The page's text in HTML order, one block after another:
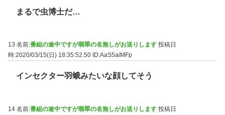
まるで虫博士だ…
13 名前:番組の途中ですが翡翠の名無しがお送りします 投稿日
時:2020/03/15(日) 18:35:52.50 ID:AaS5aiMFp
インセクター羽蛾みたいな顔してそう
14 名前:番組の途中ですが翡翠の名無しがお送りします 投稿日